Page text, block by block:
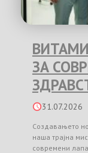
ЗА
31.07.2026
Создавањето
наша трајна
современи